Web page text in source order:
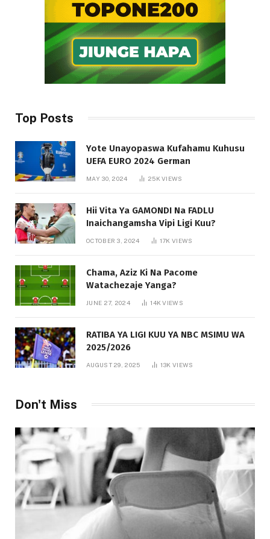
Top Posts
Yote Unayopaswa Kufahamu Kuhusu
UEFA EURO 2024 German
MAY 30, 2024 25KVIEWS
Hii Vita Ya GAMONDI Na FADLU
Inaichangamsha Vipi Ligi Kuu?
OCTOBER 3, 2024 17KVIEWS
Chama, Aziz Ki Na Pacome
Watachezaje Yanga?
JUNE 27, 2024 14KVIEWS
RATIBA YA LIGI KUU YA NBC MSIMU WA
2025/2026
AUGUST 29, 2025 13KVIEWS
Don't Miss